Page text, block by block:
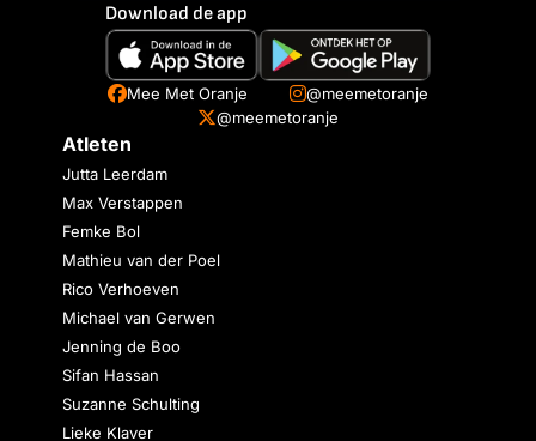
Download de app
Mee Met Oranje
@meemetoranje
@meemetoranje
Atleten
Jutta Leerdam
Max Verstappen
Femke Bol
Mathieu van der Poel
Rico Verhoeven
Michael van Gerwen
Jenning de Boo
Sifan Hassan
Suzanne Schulting
Lieke Klaver